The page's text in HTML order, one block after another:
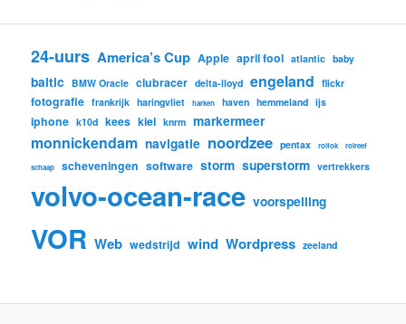
24-uurs America’s Cup Apple april fool atlantic baby
baltic BMW Oracle clubracer delta-lloyd engeland flickr
fotografie frankrijk haringvliet harken haven hemmeland ijs
iphone k10d kees kiel knrm markermeer
monnickendam navigatie noordzee pentax rolfok rolreef
schaap scheveningen software storm superstorm vertrekkers
volvo-ocean-race voorspelling
VOR Web wedstrijd wind Wordpress zeeland